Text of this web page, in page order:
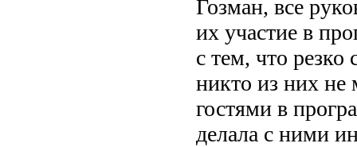
Гозман, все
их участие в
с тем, что резко
никто из них не
гостями в
делала с ними